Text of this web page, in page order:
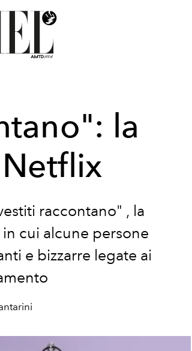
la
raccontano" , la
cui alcune persone
e bizzarre legate ai